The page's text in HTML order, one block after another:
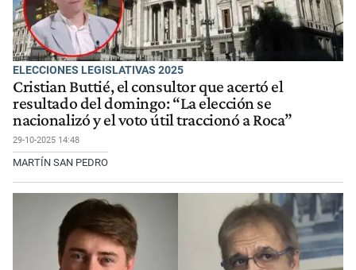
ELECCIONES LEGISLATIVAS 2025
Cristian Buttié, el consultor que acertó el
resultado del domingo: “La elección se
nacionalizó y el voto útil traccionó a Roca”
29-10-2025 14:48
MARTÍN SAN PEDRO